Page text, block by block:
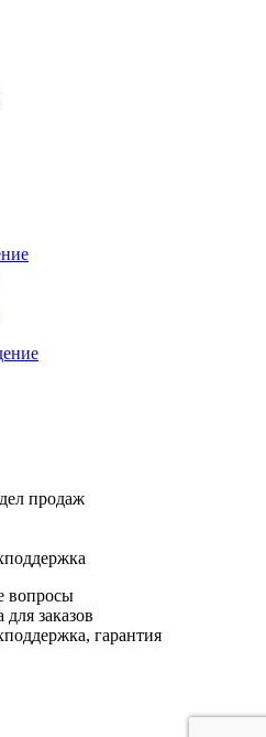
продаж
вопросы
для заказов
гарантия